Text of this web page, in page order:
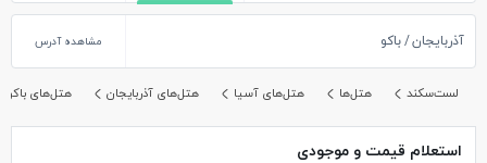
آذربایجان باکو مشاهده آدرس
لست‌سکند هتل‌ها هتل‌های آسیا هتل‌های آذربایجان هتل‌های باکو
استعلام قیمت و موجودی